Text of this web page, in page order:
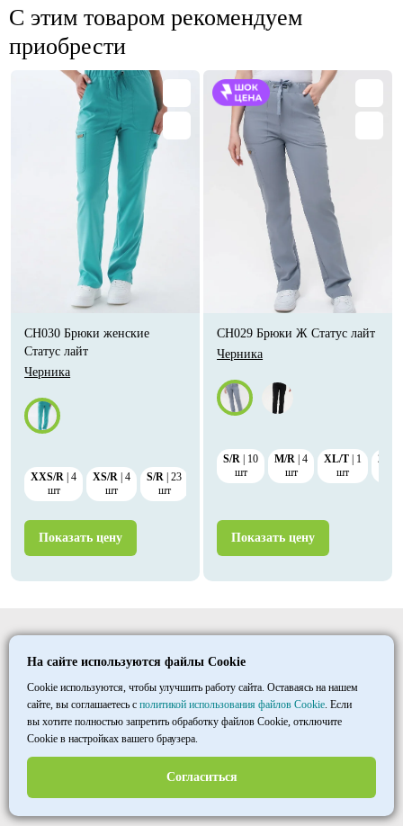
С этим товаром рекомендуем
приобрести
CH030 Брюки женские
Статус лайт
Черника
XXS/R 4
шт
XS/R 4
шт
S/R 23
шт
XL/T
20
2XL/T 1
Показать цену
CH029 Брюки Ж Статус лайт
Черника
S/R
10
шт
M/R 4
шт
XL/T
1
шт
Показать цену
©1997- 2026
ООО «ТД «МАКСИМУМ»
+7 8452 33 86 03
пн–пт 7:00-15:30 МСК
opt@halatmed.ru
Пользовательское соглашение
На сайте используются файлы Cookie
Cookie используются, чтобы улучшить работу сайта. Оставаясь на нашем
сайте, вы соглашаетесь с политикой использования файлов Cookie. Если
вы хотите полностью запретить обработку файлов Cookie, отключите
Cookie в настройках вашего браузера.
Согласиться